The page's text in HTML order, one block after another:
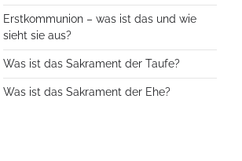
Erstkommunion – was ist das und wie
sieht sie aus?
Was ist das Sakrament der Taufe?
Was ist das Sakrament der Ehe?